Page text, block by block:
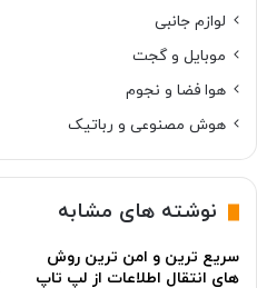
لوازم جانبی
موبایل و گجت
هوا فضا و نجوم
هوش مصنوعی و رباتیک
نوشته های مشابه
سریع ترین و امن ترین روش
های انتقال اطلاعات از لپ تاپ